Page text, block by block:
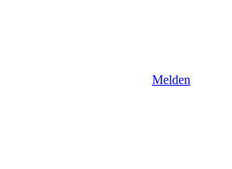
Melden